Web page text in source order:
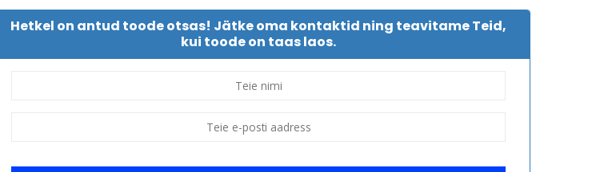
Hetkel on antud toode otsas! Jätke oma kontaktid ning teavitame Teid,
kui toode on taas laos.